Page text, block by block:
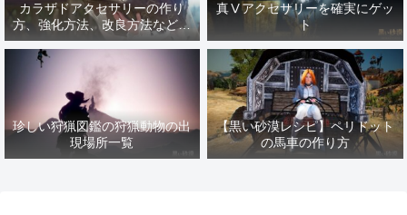
カラザドアクセサリーの作り
方、強化方法、改良方法などま
とめ【黒い砂漠冒険日誌１４１
真Ⅴアクセサリーを確実にゲッ
ト
珍しい狩猟図鑑の狩猟動物の出
現場所一覧
【黒い砂漠レシピ】ペリドット
の馬車の作り方